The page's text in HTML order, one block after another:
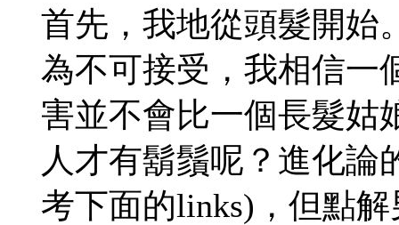
首先，我地從頭髮開始
為不可接受，我相信一
害並不會比一個長髮姑
人才有鬍鬚呢？進化論
考下面的links)，但點